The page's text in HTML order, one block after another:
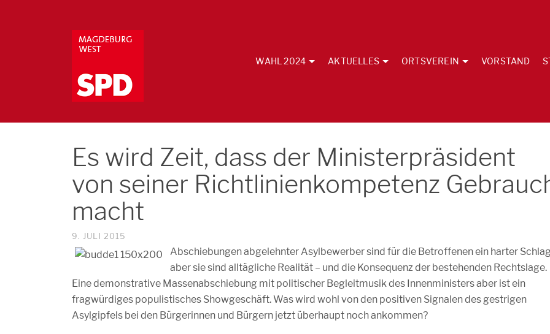
WAHL 2024 AKTUELLES ORTSVEREIN VORSTAND
Es wird Zeit, dass der Ministerpräsident
von seiner Richtlinienkompetenz
macht
9. JULI 2015
Abschiebungen abgelehnter Asylbewerber sind für die Betroffenen ein harter
aber sie sind alltägliche Realität – und die Konsequenz der bestehenden Rechtslage.
Eine demonstrative Massenabschiebung mit politischer Begleitmusik des Innenministers aber ist ein
fragwürdiges populistisches Showgeschäft. Was wird wohl von den positiven Signalen des gestrigen
Asylgipfels bei den Bürgerinnen und Bürgern jetzt überhaupt noch ankommen?